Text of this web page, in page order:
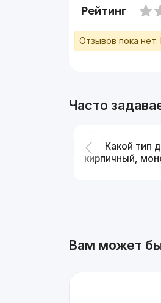
Рейтинг
Отзывов пока
Часто
Какой тип
кирпичный,
Вам может